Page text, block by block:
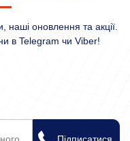
оновлення та акції.
в Telegram чи Viber!